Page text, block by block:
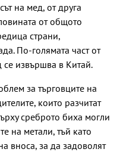
на мед, от друга
от общото
страни,
По-голямата част от
извършва в Китай.
за търговците на
които разчитат
среброто биха могли
на метали, тъй като
вноса, за да задоволят